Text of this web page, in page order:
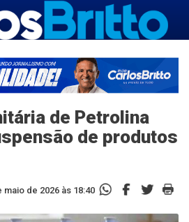
de Petrolina
de produtos
maio de 2026 às 18:40